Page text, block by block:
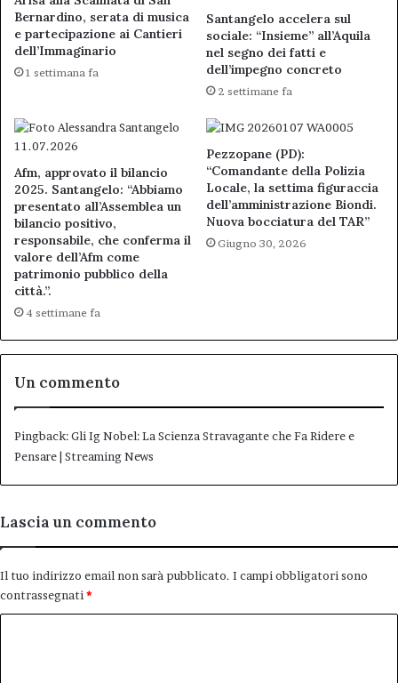
Bernardino, serata di musica
e partecipazione ai Cantieri
dell’Immaginario
1 settimana fa
Santangelo accelera sul
sociale: “Insieme” all’Aquila
nel segno dei fatti e
dell’impegno concreto
2 settimane fa
Afm, approvato il bilancio
2025. Santangelo: “Abbiamo
presentato all’Assemblea un
bilancio positivo,
responsabile, che conferma il
valore dell’Afm come
patrimonio pubblico della
città.”.
4 settimane fa
Pezzopane (PD):
“Comandante della Polizia
Locale, la settima figuraccia
dell’amministrazione Biondi.
Nuova bocciatura del TAR”
Giugno 30, 2026
Un commento
Pingback:Gli Ig Nobel: La Scienza Stravagante che Fa Ridere e
Pensare | Streaming News
Lascia un commento
Il tuo indirizzo email non sarà pubblicato. I campi obbligatori sono
contrassegnati *